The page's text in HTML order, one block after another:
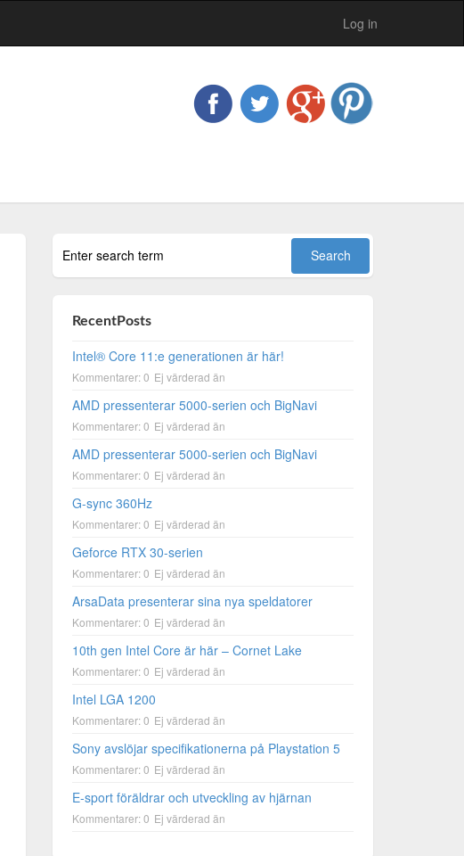
Log in
RecentPosts
Intel® Core 11:e generationen är här!
Kommentarer: 0 Ej värderad än
AMD pressenterar 5000-serien och BigNavi
Kommentarer: 0 Ej värderad än
AMD pressenterar 5000-serien och BigNavi
Kommentarer: 0 Ej värderad än
G-sync 360Hz
Kommentarer: 0 Ej värderad än
Geforce RTX 30-serien
Kommentarer: 0 Ej värderad än
ArsaData presenterar sina nya speldatorer
Kommentarer: 0 Ej värderad än
10th gen Intel Core är här – Cornet Lake
Kommentarer: 0 Ej värderad än
Intel LGA 1200
Kommentarer: 0 Ej värderad än
Sony avslöjar specifikationerna på Playstation 5
Kommentarer: 0 Ej värderad än
E-sport föräldrar och utveckling av hjärnan
Kommentarer: 0 Ej värderad än